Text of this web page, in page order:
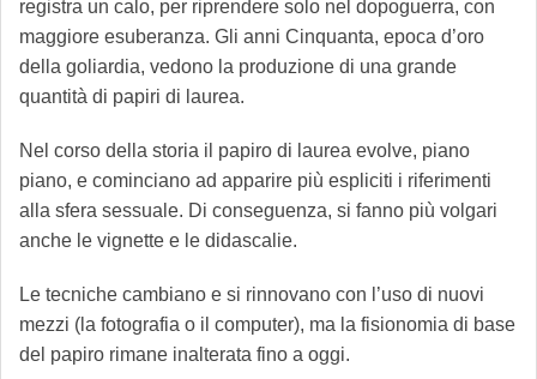
registra un calo, per riprendere solo nel dopoguerra, con
maggiore esuberanza. Gli anni Cinquanta, epoca d’oro
della goliardia, vedono la produzione di una grande
quantità di papiri di laurea.
Nel corso della storia il papiro di laurea evolve, piano
piano, e cominciano ad apparire più espliciti i riferimenti
alla sfera sessuale. Di conseguenza, si fanno più volgari
anche le vignette e le didascalie.
Le tecniche cambiano e si rinnovano con l’uso di nuovi
mezzi (la fotografia o il computer), ma la fisionomia di base
del papiro rimane inalterata fino a oggi.